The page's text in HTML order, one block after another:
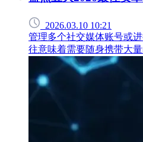
2026.03.10 10:21
管理多个社交媒体账号或
往意味着需要随身携带大量